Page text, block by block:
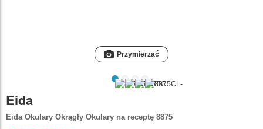
Przymierzać
Eida
Eida Okulary Okrągły Okulary na receptę 8875